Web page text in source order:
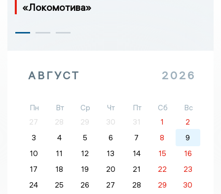
«Локомотива»
АВГУСТ 2026
Пн Вт Ср Чт Пт Сб
Вс
27
28 29 30 31 1
2
3
4 5 6 7 8
9
10
11 12 13 14 15
16
17
18 19 20 21 22
23
24
25 26 27 28 29
30